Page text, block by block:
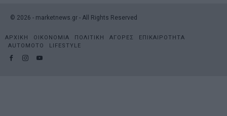
© 2026 - marketnews.gr - All Rights Reserved
ΑΡΧΙΚΗ ΟΙΚΟΝΟΜΙΑ ΠΟΛΙΤΙΚΗ ΑΓΟΡΕΣ
ΕΠΙΚΑΙΡΟΤΗΤΑ
AUTOMOTO
LIFESTYLE